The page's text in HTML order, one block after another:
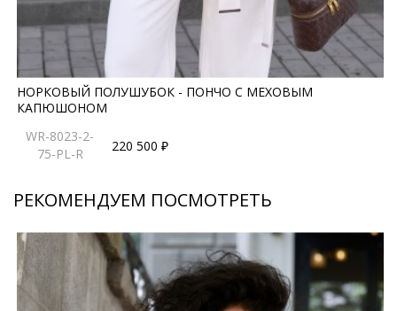
НОРКОВЫЙ ПОЛУШУБОК - ПОНЧО С МЕХОВЫМ
КАПЮШОНОМ
WR-8023-2-
75-PL-R
220 500 ₽
РЕКОМЕНДУЕМ ПОСМОТРЕТЬ